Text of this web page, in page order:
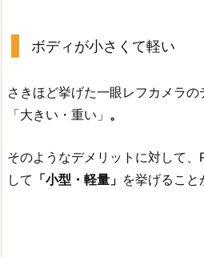
ボディが小さくて軽い
さきほど挙げた一眼レフカメラの
「大きい・重い」 。
そのようなデメリットに対して、
して 「小型・軽量」 を挙げること